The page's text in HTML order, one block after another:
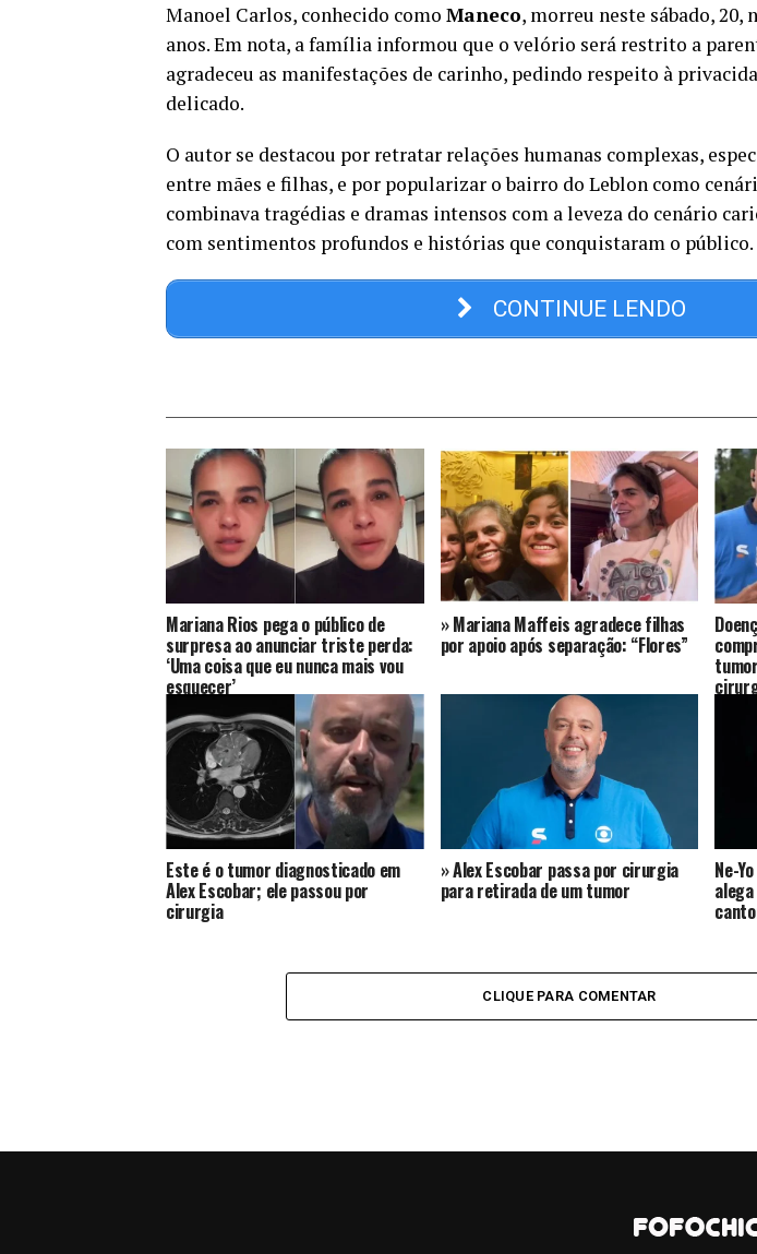
Manoel Carlos, conhecido como Maneco, morreu neste sábado, 20,
anos. Em nota, a família informou que o velório será restrito a
agradeceu as manifestações de carinho, pedindo respeito à
delicado.
O autor se destacou por retratar relações humanas complexas,
entre mães e filhas, e por popularizar o bairro do Leblon como
combinava tragédias e dramas intensos com a leveza do cenário
com sentimentos profundos e histórias que conquistaram o público.
CONTINUE LENDO
Mariana Rios pega o público de
surpresa ao anunciar triste perda:
‘Uma coisa que eu nunca mais vou
esquecer’
» Mariana Maffeis agradece filhas
por apoio após separação: “Flores”
Este é o tumor diagnosticado em
Alex Escobar; ele passou por
cirurgia
» Alex Escobar passa por cirurgia
para retirada de um tumor
Ne-
CLIQUE PARA COMENTAR